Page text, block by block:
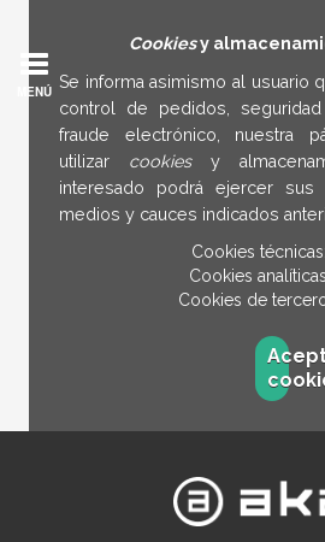
Cookiesy
Se informa asimismo al usuario
control de pedidos,
fraude electrónico, nuestra
utilizar cookies y
interesado podrá ejercer
medios y cauces indicados
Cookies técnicas:
Cookies
Cookies de
MENÚ